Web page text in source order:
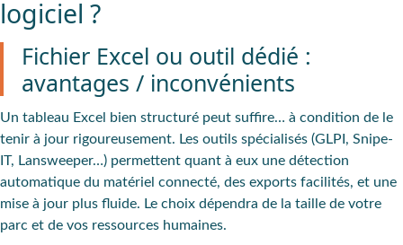
logiciel ?
Fichier Excel ou outil dédié :
avantages / inconvénients
Un tableau Excel bien structuré peut suffire… à condition de le
tenir à jour rigoureusement. Les outils spécialisés (GLPI, Snipe-
IT, Lansweeper…) permettent quant à eux une détection
automatique du matériel connecté, des exports facilités, et une
mise à jour plus fluide. Le choix dépendra de la taille de votre
parc et de vos ressources humaines.